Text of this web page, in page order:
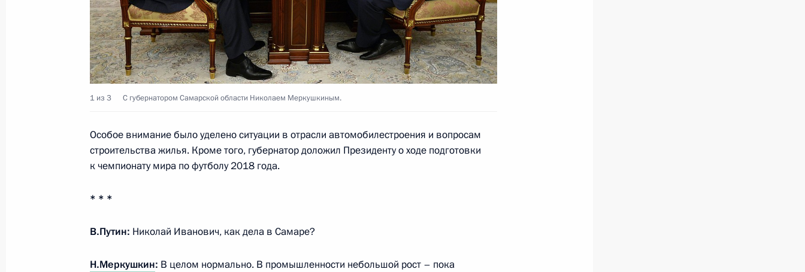
Мария Львова-Белова посетила молодёжный форум «iВолга»
28 июля 2022 года, 18:00
студенческая весна»
18 мая 2022 года, 21:45
1 из 3 С губернатором Самарской области Николаем Меркушкиным.
Особое внимание было уделено ситуации в отрасли автомобилестроения и вопросам
строительства жилья. Кроме того, губернатор доложил Президенту о ходе подготовки
к чемпионату мира по футболу 2018 года.
* * *
В.Путин: Николай Иванович, как дела в Самаре?
Н.Меркушкин: В целом нормально. В промышленности небольшой рост – пока